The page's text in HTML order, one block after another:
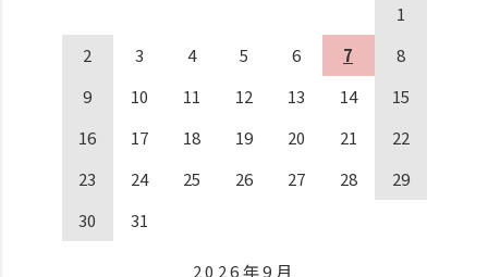
1
2
3 4 5 6 7
8
9
10 11 12 13 14
15
16
17 18 19 20 21
22
23
24 25 26 27 28
29
30
31
2026年9月